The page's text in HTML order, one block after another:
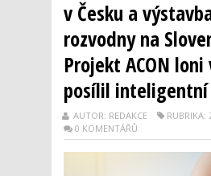
v Česku a
rozvodny na
Projekt ACON loni
posílil
AUTOR: REDAKCE
RUBRIKA:
0 KOMENTÁŘŮ